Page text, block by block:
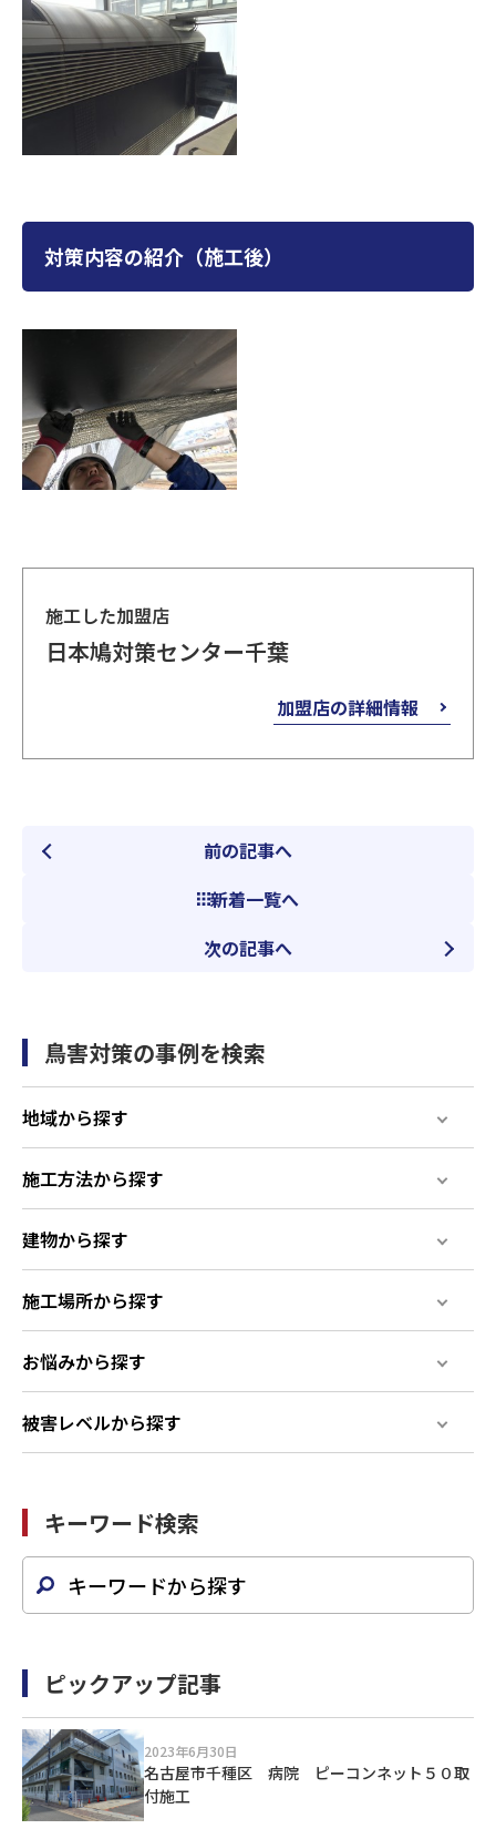
対策内容の紹介（施工後）
施工した加盟店
日本鳩対策センター千葉
加盟店の詳細情報
前の記事へ
新着一覧へ
次の記事へ
鳥害対策の事例を検索
地域から探す
施工方法から探す
建物から探す
施工場所から探す
お悩みから探す
被害レベルから探す
キーワード検索
ピックアップ記事
2023年6月30日
名古屋市千種区 病院 ピーコンネット５０取
付施工